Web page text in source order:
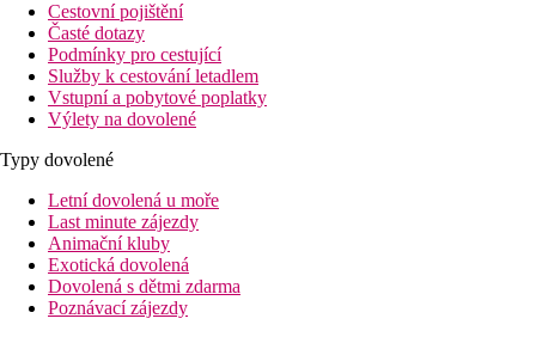
Cestovní pojištění
Časté dotazy
Podmínky pro cestující
Služby k cestování letadlem
Vstupní a pobytové poplatky
Výlety na dovolené
Typy dovolené
Letní dovolená u moře
Last minute zájezdy
Animační kluby
Exotická dovolená
Dovolená s dětmi zdarma
Poznávací zájezdy